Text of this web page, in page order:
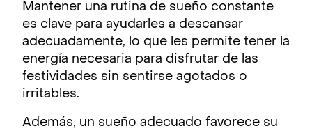
Mantener una rutina de sueño constante
es clave para ayudarles a descansar
adecuadamente, lo que les permite tener la
energía necesaria para disfrutar de las
festividades sin sentirse agotados o
irritables.
Además, un sueño adecuado favorece su